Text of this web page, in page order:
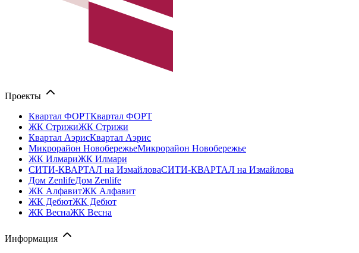
Проекты
Квартал ФОРТКвартал ФОРТ
ЖК СтрижиЖК Стрижи
Квартал АэрисКвартал Аэрис
Микрорайон НовобережьеМикрорайон Новобережье
ЖК ИлмариЖК Илмари
СИТИ-КВАРТАЛ на ИзмайловаСИТИ-КВАРТАЛ на Измайлова
Дом ZenlifeДом Zenlife
ЖК АлфавитЖК Алфавит
ЖК ДебютЖК Дебют
ЖК ВеснаЖК Весна
Информация